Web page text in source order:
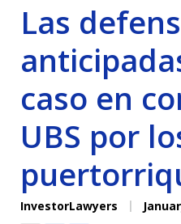
Las
caso en
UBS por
InvestorLawyers